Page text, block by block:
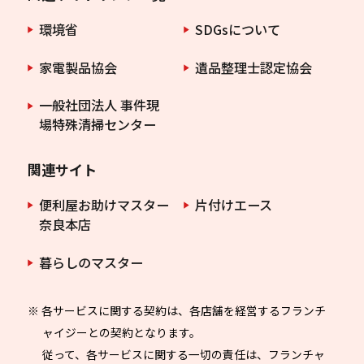
環境省
SDGsについて
家電製品協会
遺品整理士認定協会
一般社団法人 事件現
場特殊清掃センター
関連サイト
便利屋お助けマスター
奈良本店
片付けエース
暮らしのマスター
※ 各サービスに関する契約は、各店舗を経営するフランチ
ャイジーとの契約となります。
従って、各サービスに関する一切の責任は、フランチャ